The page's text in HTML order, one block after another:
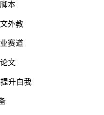
本
外教
赛道
文
升自我